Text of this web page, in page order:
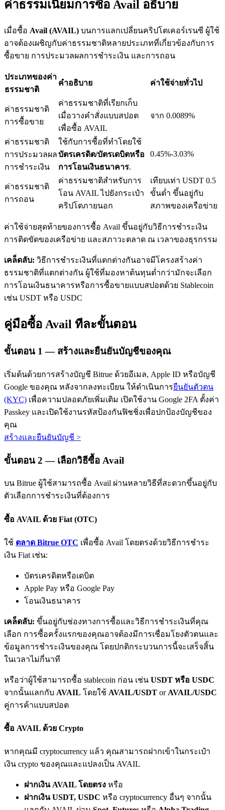
เงินกู้
บริการยืมเงินที่ได้รับการสนับสนุนจาก Crypto
ลงทุนอัตโนมัติ
คว้าผลกำไรระยะยาวและผลประโยชน์ที่ยืดหยุ่น
เรียนรู้เกี่ยวกับการสร้างรายได้แบบพาสซีฟ
AI
พันธมิตร Bitrue
พันธมิตร Bitrue
มากถึง 65% คอมมิชชั่น!
การแนะนำ
เชิญเพื่อนเพื่อรับรางวัลเงินสด
BTC Welcome Rewards
ค่าธรรมเนียมการซื้อ Avail อธิบาย
เมื่อซื้อ Avail (AVAIL) บนการแลกเปลี่ยนคริปโตเคอร์เรนซี ผู้ใช้
อาจต้องเผชิญกับค่าธรรมชาติหลายประเภทที่เกี่ยวข้องกับการ
ซื้อขาย การประมวลผลการชำระเงิน และการถอน
ประเภทของค่า
ธรรมชาติ
คำอธิบาย ค่าใช้จ่ายทั่วไป
ค่าธรรมชาติ
การซื้อขาย
ค่าธรรมชาติที่เรียกเก็บ
เมื่อวางคำสั่งแบบสปอต
เพื่อซื้อ AVAIL
จาก 0.0089%
ค่าธรรมชาติ
การประมวลผล
การชำระเงิน
ใช้กับการซื้อที่ทำโดยใช้
บัตรเครดิต/บัตรเดบิตหรือ
การโอนเงินธนาคาร.
0.45%-3.03%
ค่าธรรมชาติ
การถอน
ค่าธรรมชาติสำหรับการ
โอน AVAIL ไปยังกระเป๋า
คริปโตภายนอก
เทียบเท่า USDT 0.5
ขั้นต่ำ ขึ้นอยู่กับ
สภาพของเครือข่าย
ค่าใช้จ่ายสุดท้ายของการซื้อ Avail ขึ้นอยู่กับวิธีการชำระเงิน
การติดขัดของเครือข่าย และสภาวะตลาด ณ เวลาของธุรกรรม
เคล็ดลับ: วิธีการชำระเงินที่แตกต่างกันอาจมีโครงสร้างค่า
ธรรมชาติที่แตกต่างกัน ผู้ใช้ที่มองหาต้นทุนต่ำกว่ามักจะเลือก
การโอนเงินธนาคารหรือการซื้อขายแบบสปอตด้วย Stablecoin
เช่น USDT หรือ USDC
คู่มือซื้อ Avail ทีละขั้นตอน
ขั้นตอน 1 — สร้างและยืนยันบัญชีของคุณ
เริ่มต้นด้วยการสร้างบัญชี Bitrue ด้วยอีเมล, Apple ID หรือบัญชี
Google ของคุณ หลังจากลงทะเบียน ให้ดำเนินการยืนยันตัวตน
(KYC) เพื่อความปลอดภัยเพิ่มเติม เปิดใช้งาน Google 2FA ตั้งค่า
Passkey และเปิดใช้งานรหัสป้องกันฟิชชิ่งเพื่อปกป้องบัญชีของ
คุณ
สร้างและยืนยันบัญชี >
ขั้นตอน 2 — เลือกวิธีซื้อ Avail
บน Bitrue ผู้ใช้สามารถซื้อ Avail ผ่านหลายวิธีที่สะดวกขึ้นอยู่กับ
ตัวเลือกการชำระเงินที่ต้องการ
ซื้อ AVAIL ด้วย Fiat (OTC)
ใช้ ตลาด Bitrue OTC เพื่อซื้อ Avail โดยตรงด้วยวิธีการชำระ
เงิน Fiat เช่น:
บัตรเครดิตหรือเดบิต
Apple Pay หรือ Google Pay
โอนเงินธนาคาร
เคล็ดลับ: ขึ้นอยู่กับช่องทางการซื้อและวิธีการชำระเงินที่คุณ
เลือก การซื้อครั้งแรกของคุณอาจต้องมีการเชื่อมโยงตัวตนและ
ข้อมูลการชำระเงินของคุณ โดยปกติกระบวนการนี้จะเสร็จสิ้น
ในเวลาไม่กี่นาที
หรือว่าผู้ใช้สามารถซื้อ stablecoin ก่อน เช่น USDT หรือ USDC
จากนั้นแลกกับ AVAIL โดยใช้ AVAIL/USDT or AVAIL/USDC
คู่การค้าแบบสปอต
ซื้อ AVAIL ด้วย Crypto
หากคุณมี cryptocurrency แล้ว คุณสามารถฝากเข้าในกระเป๋า
เงิน crypto ของคุณและแปลงเป็น AVAIL
ฝากเงิน AVAIL โดยตรง หรือ
ฝากเงิน USDT, USDC หรือ cryptocurrency อื่นๆ จากนั้น